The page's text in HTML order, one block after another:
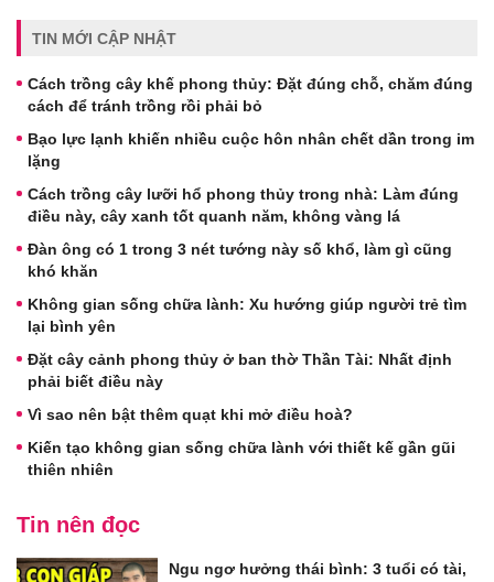
TIN MỚI CẬP NHẬT
Cách trồng cây khế phong thủy: Đặt đúng chỗ, chăm đúng
cách để tránh trồng rồi phải bỏ
Bạo lực lạnh khiến nhiều cuộc hôn nhân chết dần trong im
lặng
Cách trồng cây lưỡi hổ phong thủy trong nhà: Làm đúng
điều này, cây xanh tốt quanh năm, không vàng lá
Đàn ông có 1 trong 3 nét tướng này số khổ, làm gì cũng
khó khăn
Không gian sống chữa lành: Xu hướng giúp người trẻ tìm
lại bình yên
Đặt cây cảnh phong thủy ở ban thờ Thần Tài: Nhất định
phải biết điều này
Vì sao nên bật thêm quạt khi mở điều hoà?
Kiến tạo không gian sống chữa lành với thiết kế gần gũi
thiên nhiên
Tin nên đọc
Ngu ngơ hưởng thái bình: 3 tuổi có tài,